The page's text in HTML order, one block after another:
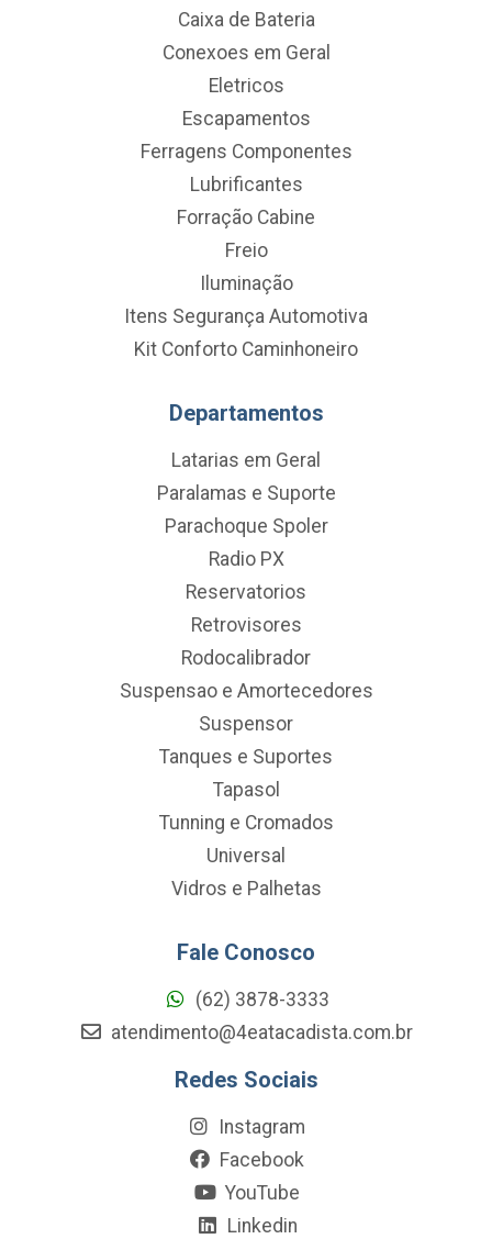
Caixa de Bateria
Conexoes em Geral
Eletricos
Escapamentos
Ferragens Componentes
Lubrificantes
Forração Cabine
Freio
Iluminação
Itens Segurança Automotiva
Kit Conforto Caminhoneiro
Departamentos
Latarias em Geral
Paralamas e Suporte
Parachoque Spoler
Radio PX
Reservatorios
Retrovisores
Rodocalibrador
Suspensao e Amortecedores
Suspensor
Tanques e Suportes
Tapasol
Tunning e Cromados
Universal
Vidros e Palhetas
Fale Conosco
(62) 3878-3333
atendimento@4eatacadista.com.br
Redes Sociais
Instagram
Facebook
YouTube
Linkedin